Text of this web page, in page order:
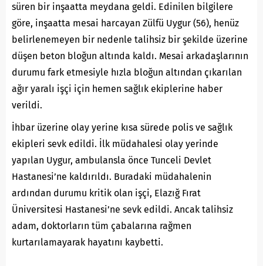
süren bir inşaatta meydana geldi. Edinilen bilgilere
göre, inşaatta mesai harcayan Zülfü Uygur (56), henüz
belirlenemeyen bir nedenle talihsiz bir şekilde üzerine
düşen beton bloğun altında kaldı. Mesai arkadaşlarının
durumu fark etmesiyle hızla bloğun altından çıkarılan
ağır yaralı işçi için hemen sağlık ekiplerine haber
verildi.
İhbar üzerine olay yerine kısa sürede polis ve sağlık
ekipleri sevk edildi. İlk müdahalesi olay yerinde
yapılan Uygur, ambulansla önce Tunceli Devlet
Hastanesi’ne kaldırıldı. Buradaki müdahalenin
ardından durumu kritik olan işçi, Elazığ Fırat
Üniversitesi Hastanesi’ne sevk edildi. Ancak talihsiz
adam, doktorların tüm çabalarına rağmen
kurtarılamayarak hayatını kaybetti.